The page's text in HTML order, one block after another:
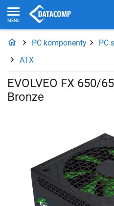
PC komponenty PC
ATX
EVOLVEO FX 650/
Bronze